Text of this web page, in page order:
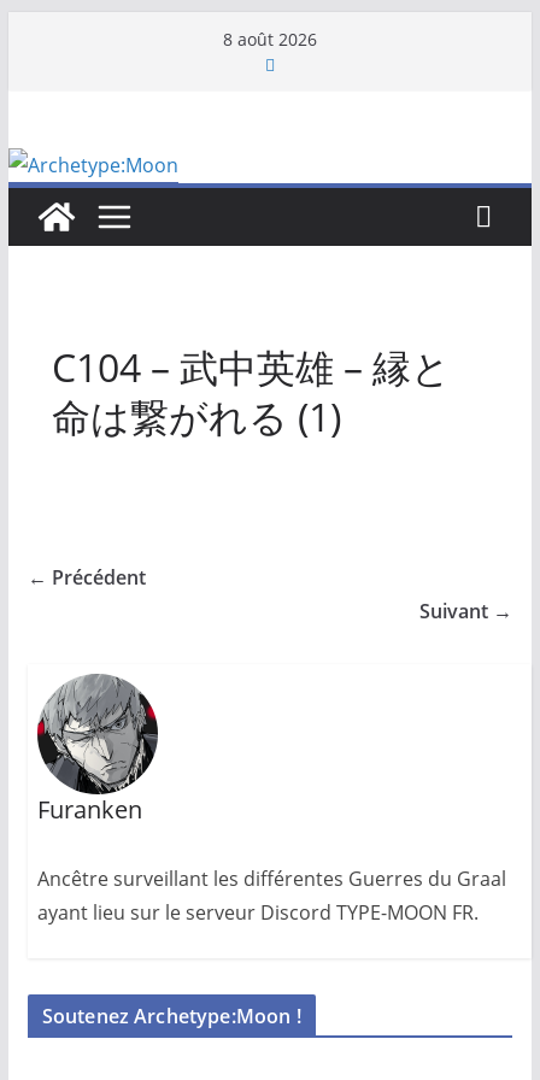
8 août 2026
C104 – 武中英雄 – 縁と
命は繋がれる (1)
← Précédent
Suivant →
Furanken
Ancêtre surveillant les différentes Guerres du Graal
ayant lieu sur le serveur Discord TYPE-MOON FR.
Soutenez Archetype:Moon !